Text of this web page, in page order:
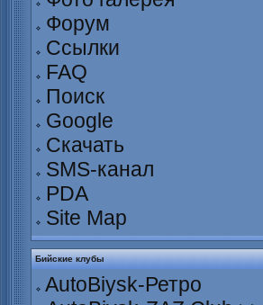
Форум
Ссылки
FAQ
Поиск
Google
Скачать
SMS-канал
PDA
Site Map
Бийские клубы
AutoBiysk-Ретро